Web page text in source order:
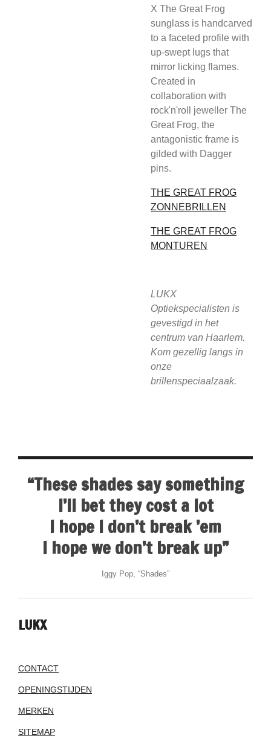
X The Great Frog
sunglass is handcarved
to a faceted profile with
up-swept lugs that
mirror licking flames.
Created in
collaboration with
rock'n'roll jeweller The
Great Frog, the
antagonistic frame is
gilded with Dagger
pins.
THE GREAT FROG
ZONNEBRILLEN
THE GREAT FROG
MONTUREN
LUKX
Optiekspecialisten is
gevestigd in het
centrum van Haarlem.
Kom gezellig langs in
onze
brillenspeciaalzaak.
“These shades say something
I’ll bet they cost a lot
I hope I don’t break ’em
I hope we don’t break up”
Iggy Pop, “Shades”
LUKX
CONTACT
OPENINGSTIJDEN
MERKEN
SITEMAP